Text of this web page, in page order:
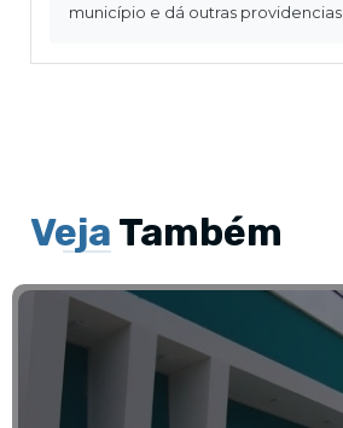
município e dá outras providencias.
Veja Também